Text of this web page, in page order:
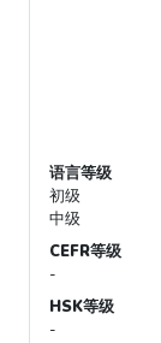
语言等级
初级
中级
CEFR等级
-
HSK等级
-